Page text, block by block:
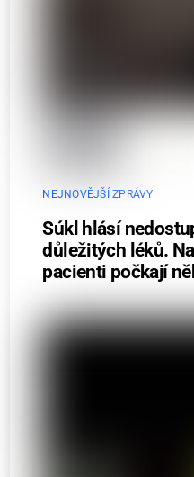
NEJNOVĚJŠÍ ZPRÁVY
Súkl hlásí
důležitých léků.
pacienti počkají